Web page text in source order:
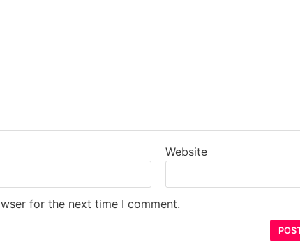
Website
for the next time I comment.